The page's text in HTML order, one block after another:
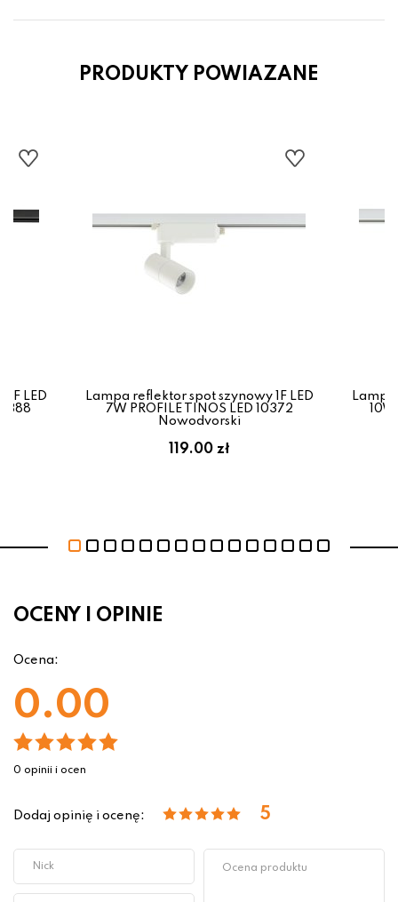
PRODUKTY POWIAZANE
LED
Lampa reflektor spot szynowy 1F LED
7W PROFILE TINOS LED 10372
Nowodvorski
119.00 zł
Lampa
OCENY I OPINIE
Ocena:
0.00
0 opinii i ocen
Dodaj opinię i ocenę: 5